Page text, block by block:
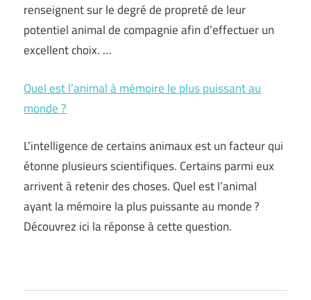
renseignent sur le degré de propreté de leur
potentiel animal de compagnie afin d’effectuer un
excellent choix. …
Quel est l’animal à mémoire le plus puissant au
monde ?
L’intelligence de certains animaux est un facteur qui
étonne plusieurs scientifiques. Certains parmi eux
arrivent à retenir des choses. Quel est l’animal
ayant la mémoire la plus puissante au monde ?
Découvrez ici la réponse à cette question.